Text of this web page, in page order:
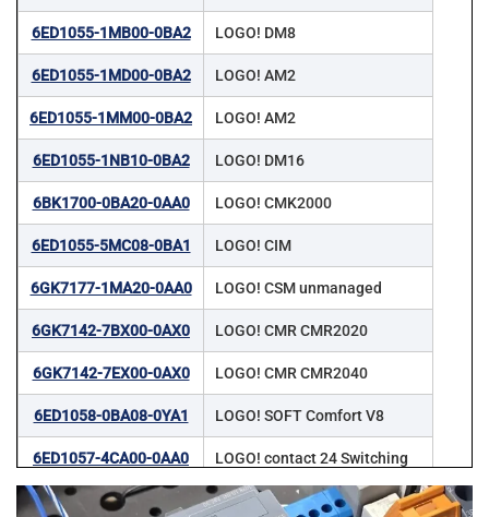
6ED1055-1MB00-0BA2 LOGO! DM8
6ED1055-1MD00-0BA2 LOGO! AM2
6ED1055-1MM00-0BA2 LOGO! AM2
6ED1055-1NB10-0BA2 LOGO! DM16
6BK1700-0BA20-0AA0 LOGO! CMK2000
6ED1055-5MC08-0BA1 LOGO! CIM
6GK7177-1MA20-0AA0 LOGO! CSM unmanaged
6GK7142-7BX00-0AX0 LOGO! CMR CMR2020
6GK7142-7EX00-0AX0 LOGO! CMR CMR2040
6ED1058-0BA08-0YA1 LOGO! SOFT Comfort V8
6ED1057-4CA00-0AA0 LOGO! contact 24 Switching
6ED1057-4EA00-0AA0 LOGO! contact 230 Switching